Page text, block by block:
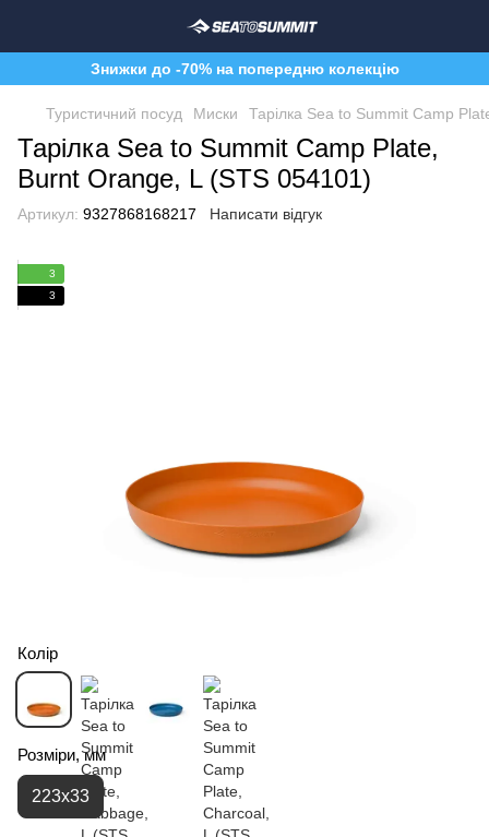
Знижки до -70% на попередню колекцію
Туристичний посуд Миски Тарілка Sea to Summit Camp
Тарілка Sea to Summit Camp Plate,
Burnt Orange, L (STS 054101)
Артикул: 9327868168217 Написати відгук
3
3
Колір
Розміри, мм
223x33